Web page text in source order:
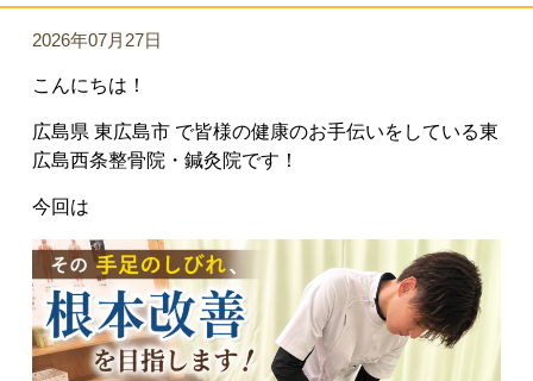
2026年07月27日
こんにちは！
広島県 東広島市 で皆様の健康のお手伝いをしている東
広島西条整骨院・鍼灸院です！
今回は